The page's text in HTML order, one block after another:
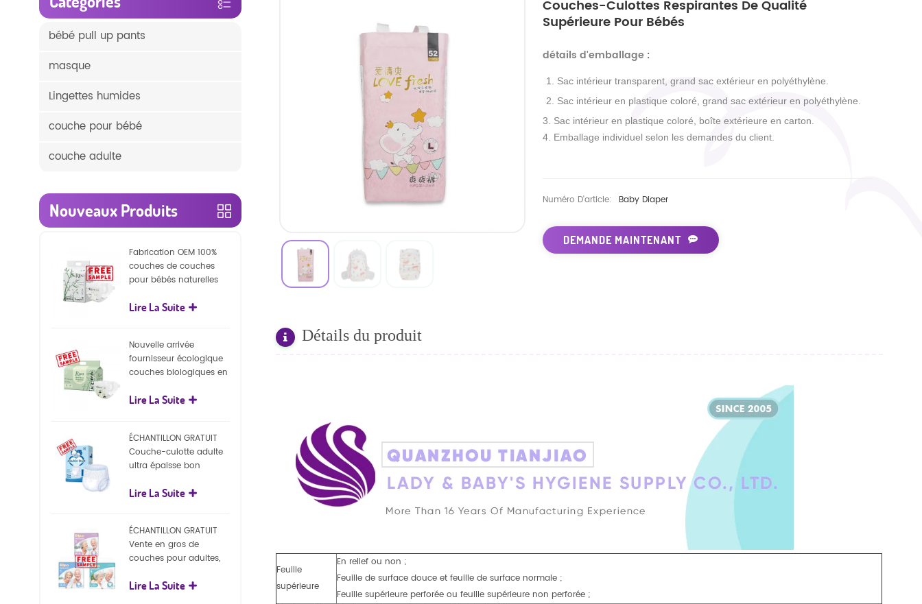
Couches-Culottes Respirantes De Qualité
Supérieure Pour Bébés
détails d'emballage :
1. Sac intérieur transparent, grand sac extérieur en polyéthylène.
2. Sac intérieur en plastique coloré, grand sac extérieur en polyéthylène.
3. Sac intérieur en plastique coloré, boîte extérieure en carton.
4. Emballage individuel selon les demandes du client.
Numéro D'article: Baby Diaper
DEMANDE MAINTENANT
Détails du produit
Feuille
supérieure
En relief ou non ;
Feuille de surface douce et feuille de surface normale ;
Feuille supérieure perforée ou feuille supérieure non perforée ;
bébé pull up pants
masque
Lingettes humides
couche pour bébé
couche adulte
Nouveaux Produits
Fabrication OEM 100%
couches de couches
pour bébés naturelles
écologiques
Lire La Suite
Nouvelle arrivée
fournisseur écologique
couches biologiques en
biodégradables pour
Lire La Suite
ÉCHANTILLON GRATUIT
Couche-culotte adulte
ultra épaisse bon
jetable pour adulte
Lire La Suite
ÉCHANTILLON GRATUIT
Vente en gros de
couches pour adultes,
adultes
Lire La Suite